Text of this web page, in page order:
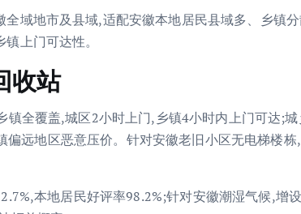
域地市及县域,适配安徽本地居民县域多、乡镇
上门可达性。
收站
镇全覆盖,城区2小时上门,乡镇4小时内上门可达;
远地区恶意压价。针对安徽老旧小区无电梯楼栋
本地居民好评率98.2%;针对安徽潮湿气候,增